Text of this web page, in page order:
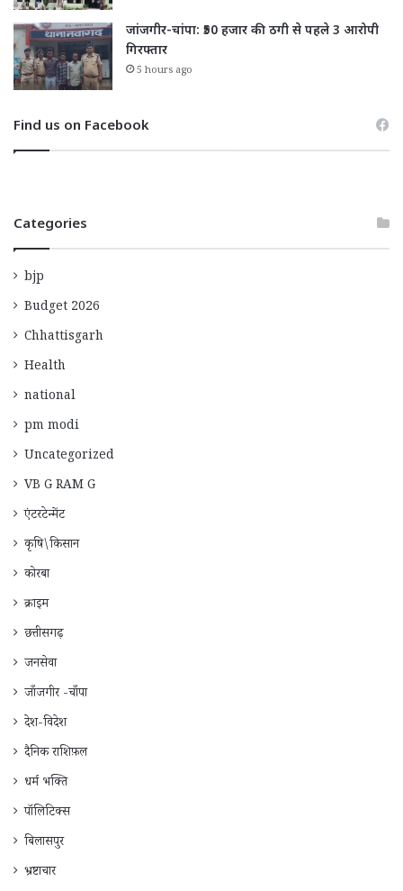
जांजगीर-चांपा: ₹50 हजार की ठगी से पहले 3 आरोपी
गिरफ्तार
5 hours ago
Find us on Facebook
Categories
bjp
Budget 2026
Chhattisgarh
Health
national
pm modi
Uncategorized
VB G RAM G
एंटरटेन्मेंट
कृषि\किसान
कोरबा
क्राइम
छत्तीसगढ़
जनसेवा
जाँजगीर -चाँपा
देश-विदेश
दैनिक राशिफ़ल
धर्म भक्ति
पॉलिटिक्स
बिलासपुर
भ्रष्टाचार